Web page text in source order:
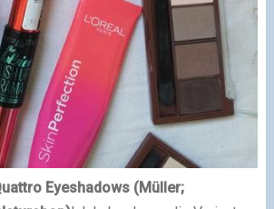
Eyeshadows (Müller;